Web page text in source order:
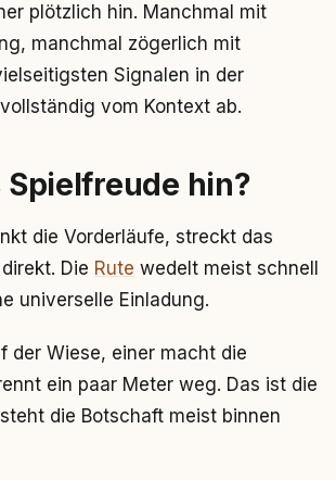
plötzlich hin. Manchmal mit
manchmal zögerlich mit
Signalen in der
vom Kontext ab.
hin?
die Vorderläufe, streckt das
Die Rute wedelt meist schnell
universelle Einladung.
der Wiese, einer macht die
ein paar Meter weg. Das ist die
die Botschaft meist binnen